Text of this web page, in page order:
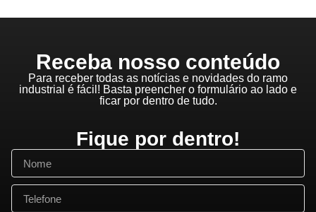
Receba nosso conteúdo
Para receber todas as notícias e novidades do ramo
industrial é fácil! Basta preencher o formulário ao lado e
ficar por dentro de tudo.
Fique por dentro!